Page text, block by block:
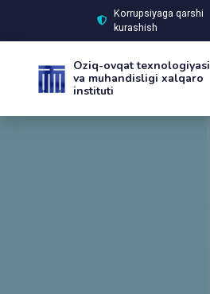
Korrupsiyaga qarshi
kurashish
Oziq-ovqat texnologiyasi
va muhandisligi xalqaro
instituti